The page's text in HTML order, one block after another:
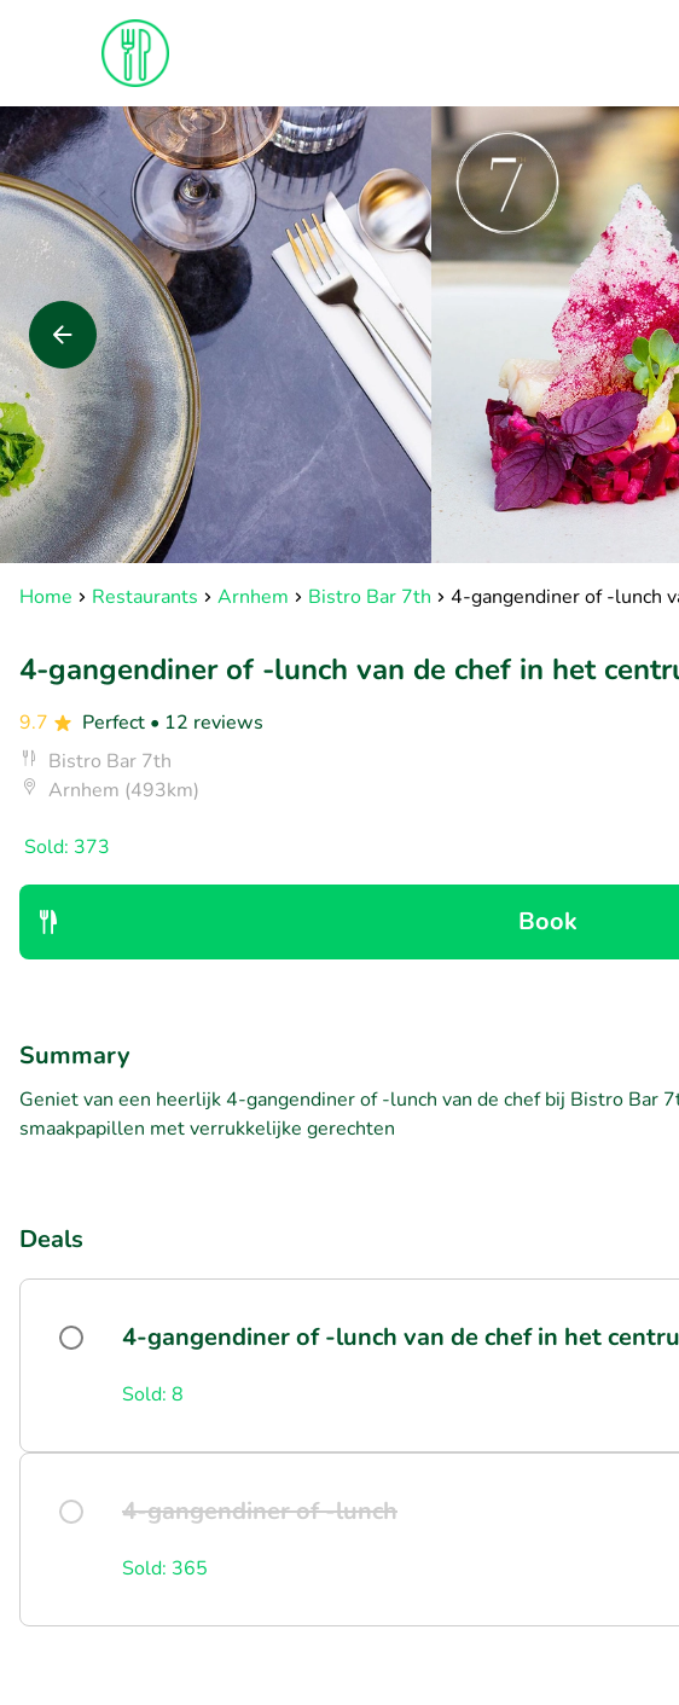
Home Restaurants Arnhem Bistro Bar 7th 4-gangendiner of -lunch
4-gangendiner of -lunch van de chef in het
9.7 Perfect • 12 reviews
Bistro Bar 7th
Arnhem (493km)
Sold: 373
Book
Summary
Geniet van een heerlijk 4-gangendiner of -lunch van de chef bij Bistro Bar
smaakpapillen met verrukkelijke gerechten
Deals
4-gangendiner of -lunch van de chef in het
Sold: 8
4-gangendiner of -lunch
Sold: 365